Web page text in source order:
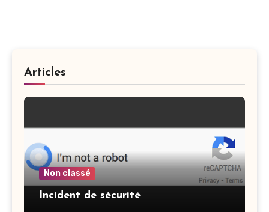
Articles
Non classé
Incident de sécurité